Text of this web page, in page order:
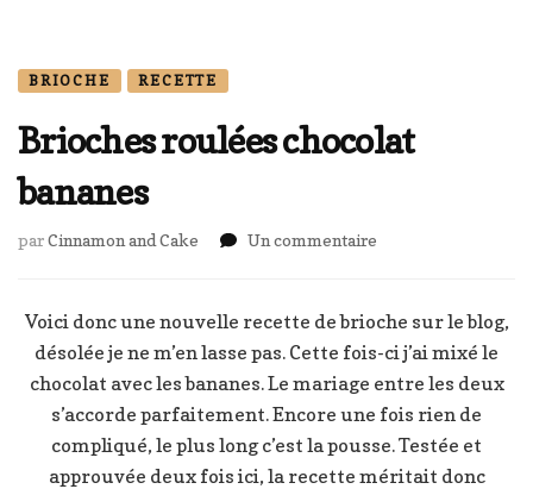
BRIOCHE RECETTE
Brioches roulées chocolat
bananes
parCinnamon and Cake Un commentaire
chocolat
Voici donc une nouvelle recette de brioche sur le blog,
désolée je ne m’en lasse pas. Cette fois-ci j’ai mixé le
chocolat avec les bananes. Le mariage entre les deux
s’accorde parfaitement. Encore une fois rien de
compliqué, le plus long c’est la pousse. Testée et
approuvée deux fois ici, la recette méritait donc